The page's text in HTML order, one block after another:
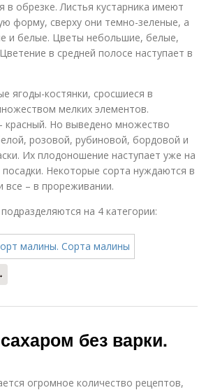
в обрезке. Листья кустарника имеют
форму, сверху они темно-зеленые, а
и белые. Цветы небольшие, белые,
в средней полосе наступает в
ягоды-костянки, сросшиеся в
мелких элементов.
красный. Но выведено множество
розовой, рубиновой, бордовой и
Их плодоношение наступает уже на
Некоторые сорта нуждаются в
все – в прореживании.
на 4 категории:
без варки.
огромное количество рецептов,